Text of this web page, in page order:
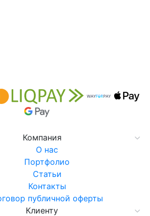
Компания
О нас
Портфолио
Статьи
Контакты
публичной оферты
Клиенту